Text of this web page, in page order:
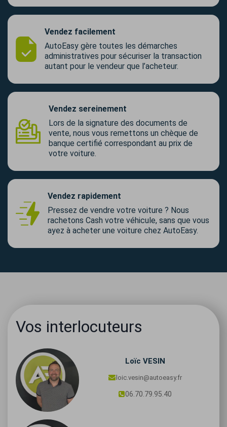
Vendez facilement
AutoEasy gère toutes les démarches
administratives pour sécuriser la transaction
autant pour le vendeur que l’acheteur.
Vendez sereinement
Lors de la signature des documents de
vente, nous vous remettons un chèque de
banque certifié correspondant au prix de
votre voiture.
Vendez rapidement
Pressez de vendre votre voiture ? Nous
rachetons Cash votre véhicule, sans que vous
ayez à acheter une voiture chez AutoEasy.
Vos interlocuteurs
Loïc VESIN
loic.vesin@autoeasy.fr
06.70.79.95.40